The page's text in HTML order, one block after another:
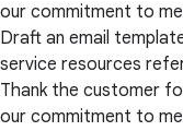
our commitment to
Draft an email
service resources
Thank the customer
our commitment to